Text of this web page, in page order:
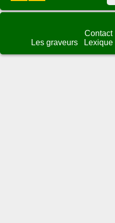
Les graveurs
Contact
Lexique